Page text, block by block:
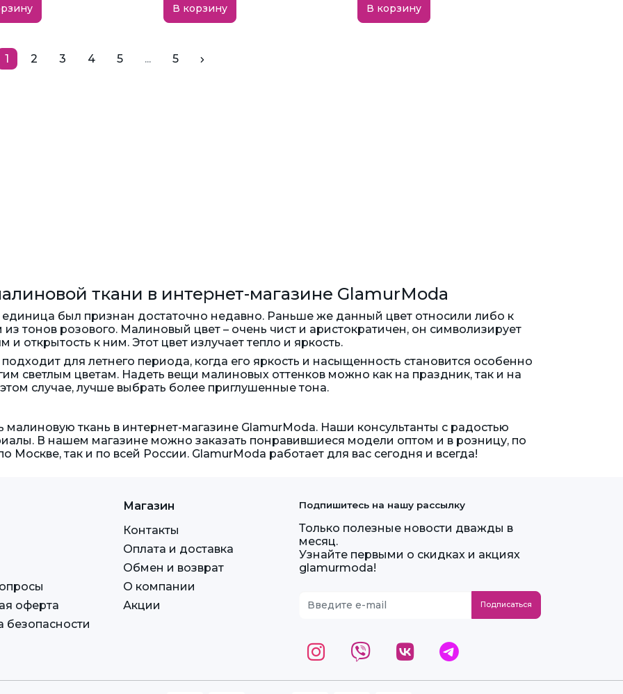
В корзину В корзину
1 2 3 4 5 ... 5
ткани в интернет-магазине GlamurModa
был признан достаточно недавно. Раньше же данный цвет относили либо к
тонов розового. Малиновый цвет – очень чист и аристократичен, он символизирует
открытость к ним. Этот цвет излучает тепло и яркость.
для летнего периода, когда его яркость и насыщенность становится особенно
светлым цветам. Надеть вещи малиновых оттенков можно как на праздник, так и на
случае, лучше выбрать более приглушенные тона.
малиновую ткань в интернет-магазине GlamurModa. Наши консультанты с радостью
В нашем магазине можно заказать понравившиеся модели оптом и в розницу, по
Москве, так и по всей России. GlamurModa работает для вас сегодня и всегда!
оферта
безопасности
Магазин
Контакты
Оплата и доставка
Обмен и возврат
О компании
Акции
Подпишитесь на нашу рассылку
Только полезные новости дважды в
месяц.
Узнайте первыми о скидках и акциях
glamurmoda!